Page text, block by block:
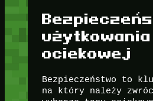
ociekowej
Bezpieczeństwo to
na który należy